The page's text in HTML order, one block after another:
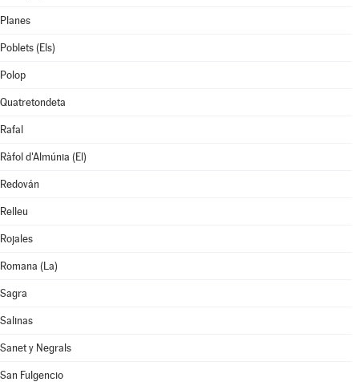
Planes
Poblets (Els)
Polop
Quatretondeta
Rafal
Ràfol d'Almúnia (El)
Redován
Relleu
Rojales
Romana (La)
Sagra
Salinas
Sanet y Negrals
San Fulgencio